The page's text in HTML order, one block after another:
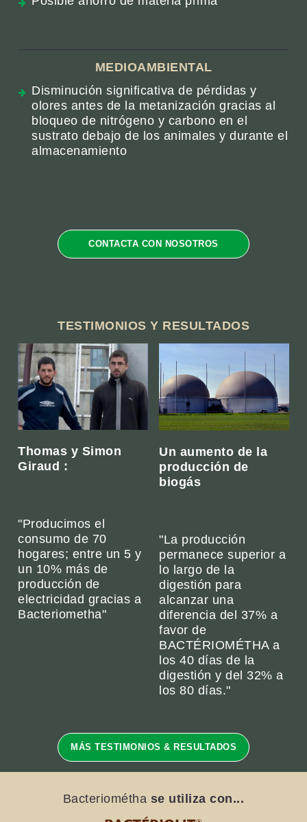
MEDIOAMBIENTAL
Disminución significativa de pérdidas y
olores antes de la metanización gracias al
bloqueo de nitrógeno y carbono en el
sustrato debajo de los animales y durante el
almacenamiento
CONTACTA CON NOSOTROS
TESTIMONIOS Y RESULTADOS
Thomas y Simon
Giraud :
"Producimos el
consumo de 70
hogares; entre un 5 y
un 10% más de
producción de
electricidad gracias a
Bacteriometha"
Un aumento de la
producción de
biogás
"La producción
permanece superior a
lo largo de la
digestión para
alcanzar una
diferencia del 37% a
favor de
BACTÉRIOMÉTHA a
los 40 días de la
digestión y del 32% a
los 80 días."
MÁS TESTIMONIOS & RESULTADOS
Bacteriométha se utiliza con...